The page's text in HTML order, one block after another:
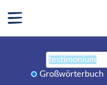
Großwörterbuch